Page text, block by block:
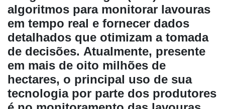
Cadastre-
algoritmos para monitorar lavouras
em tempo real e fornecer dados
detalhados que otimizam a tomada
de decisões. Atualmente, presente
em mais de oito milhões de
hectares, o principal uso de sua
tecnologia por parte dos produtores